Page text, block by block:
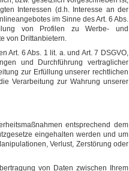
Interessen (d.h. Interesse an der
im Sinne des Art. 6 Abs.
von Profilen zu Werbe- und
von Drittanbietern.
Art. 6 Abs. 1 lit. a. und Art. 7 DSGVO,
und Durchführung vertraglicher
zur Erfüllung unserer rechtlichen
Verarbeitung zur Wahrung unserer
entsprechend dem
eingehalten werden und um
Verlust, Zerstörung oder
von Daten zwischen Ihrem